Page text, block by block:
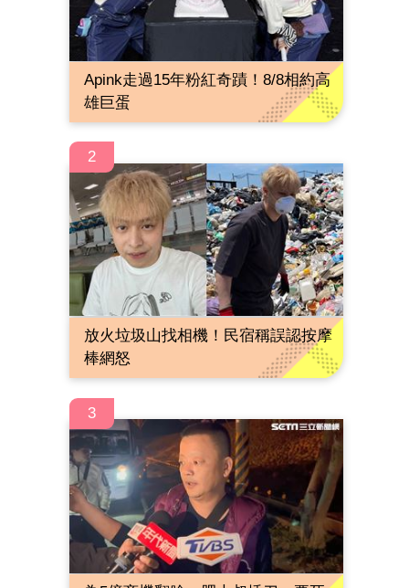
Apink走過15年粉紅奇蹟！8/8相約高
雄巨蛋
2
放火垃圾山找相機！民宿稱誤認按摩
棒網怒
3